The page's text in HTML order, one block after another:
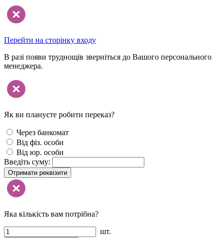
Перейти на сторінку входу
В разі появи труднощів зверніться до Вашого персонального
менеджера.
Як ви плануєте робити переказ?
Через банкомат
Від фіз. особи
Від юр. особи
Введіть суму:
Отримати реквізити
Яка кількість вам потрібна?
шт.